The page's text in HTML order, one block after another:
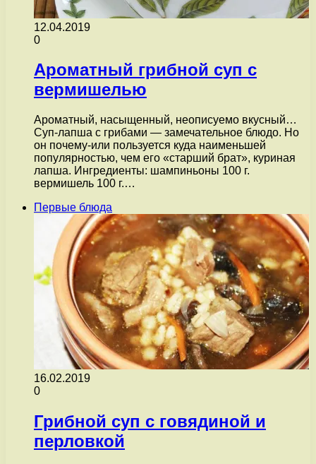
12.04.2019
0
Ароматный грибной суп с
вермишелью
Ароматный, насыщенный, неописуемо вкусный…
Суп-лапша с грибами — замечательное блюдо. Но
он почему-или пользуется куда наименьшей
популярностью, чем его «старший брат», куриная
лапша. Ингредиенты: шампиньоны 100 г.
вермишель 100 г.…
Первые блюда
16.02.2019
0
Грибной суп с говядиной и
перловкой